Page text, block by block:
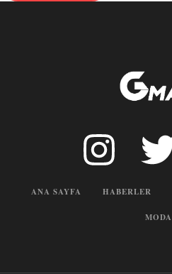
ANA SAYFA HABERLER
MODA